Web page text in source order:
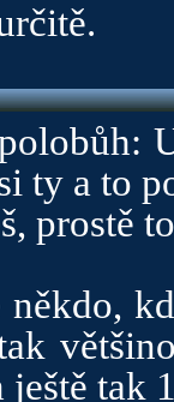
ty a to
prostě
někdo,
ještě tak